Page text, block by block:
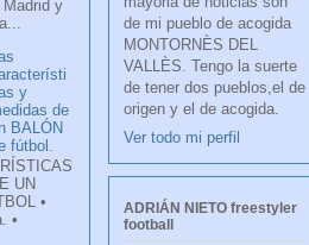
Madrid y
y
de
BALÓN
fútbol.
UN
•
•
de mi pueblo de acogida
MONTORNÈS DEL
VALLÈS. Tengo la suerte
de tener dos pueblos,el de
origen y el de acogida.
Ver todo mi perfil
ADRIÁN NIETO freestyler
football